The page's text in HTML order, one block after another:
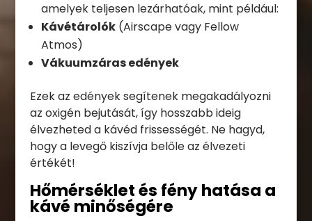
amelyek teljesen lezárhatóak, mint például:
Kávétárolók(Airscape vagy Fellow
Atmos)
Vákuumzáras edények
Ezek az edények segítenek megakadályozni
az oxigén bejutását, így hosszabb ideig
élvezheted a kávéd frissességét. Ne hagyd,
hogy a levegő kiszívja belőle az élvezeti
értékét!
Hőmérséklet és fény hatása a
kávé minőségére